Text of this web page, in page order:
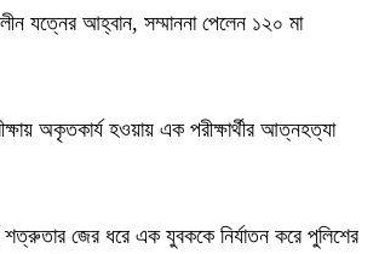
যত্নের আহ্বান, সম্মাননা পেলেন ১২০ মা
অকৃতকার্য হওয়ায় এক পরীক্ষার্থীর আত্নহত্যা
শত্রুতার জের ধরে এক যুবককে নির্যাতন করে পুলিশের